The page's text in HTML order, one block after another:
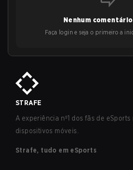
Nenhum
Faça login e seja o primeiro a
STRAFE
A experiência nº1 dos fãs de eSports
dispositivos móveis.
Strafe, tudo em eSports